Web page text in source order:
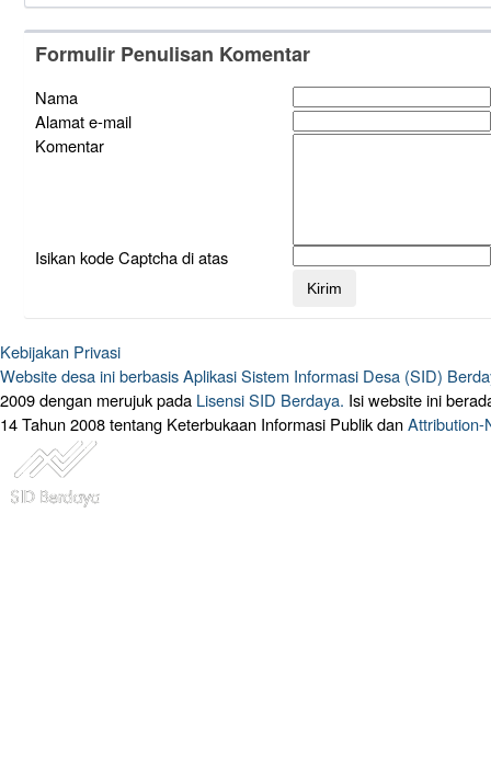
Formulir Penulisan Komentar
Nama
Alamat e-mail
Komentar
Isikan kode Captcha di atas
Kebijakan Privasi
Website desa ini berbasisAplikasi Sistem Informasi Desa (SID)
2009 dengan merujuk pada Lisensi SID Berdaya. Isi website ini
14 Tahun 2008 tentang Keterbukaan Informasi Publik danAttribution-